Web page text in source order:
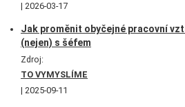
2026-03-17
Jak proměnit obyčejné pracovní
(nejen) s šéfem
Zdroj:
TO VYMYSLÍME
2025-09-11